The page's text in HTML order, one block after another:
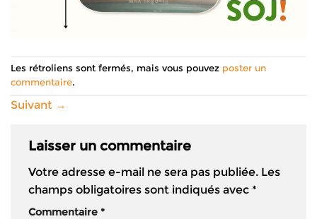
Les rétroliens sont fermés, mais vous pouvez poster un
commentaire.
Suivant →
Laisser un commentaire
Votre adresse e-mail ne sera pas publiée. Les
champs obligatoires sont indiqués avec *
Commentaire *